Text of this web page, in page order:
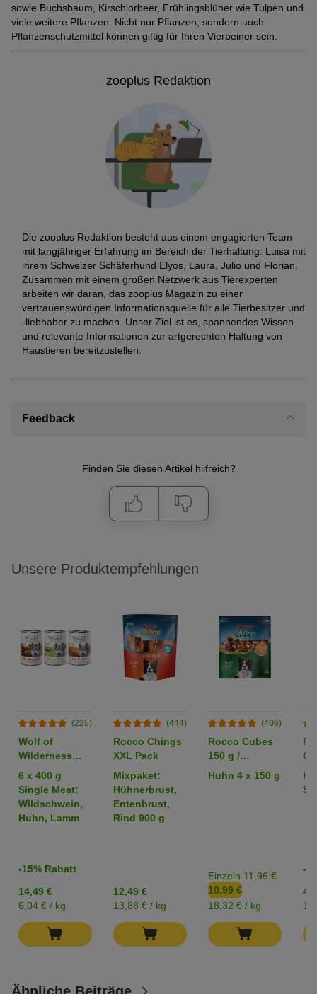
sowie Buchsbaum, Kirschlorbeer, Frühlingsblüher wie Tulpen und
viele weitere Pflanzen. Nicht nur Pflanzen, sondern auch
Pflanzenschutzmittel können giftig für Ihren Vierbeiner sein.
zooplus Redaktion
Die zooplus Redaktion besteht aus einem engagierten Team
mit langjähriger Erfahrung im Bereich der Tierhaltung: Luisa mit
ihrem Schweizer Schäferhund Elyos, Laura, Julio und Florian.
Zusammen mit einem großen Netzwerk aus Tierexperten
arbeiten wir daran, das zooplus Magazin zu einer
vertrauenswürdigen Informationsquelle für alle Tierbesitzer und
-liebhaber zu machen. Unser Ziel ist es, spannendes Wissen
und relevante Informationen zur artgerechten Haltung von
Haustieren bereitzustellen.
Feedback
Finden Sie diesen Artikel hilfreich?
Unsere Produktempfehlungen
(225)
Wolf of
Wilderness
Adult -
Mixpaket
6 x 400 g
Single Meat:
Wildschwein,
Huhn, Lamm
-15% Rabatt
14,49 €
6,04 € / kg
(444)
Rocco Chings
XXL Pack
Mixpaket:
Hühnerbrust,
Entenbrust,
Rind 900 g
12,49 €
13,88 € / kg
(406)
Rocco Cubes
150 g /
Sparpaket %
Huhn 4 x 150 g
Einzeln 11,96 €
10,99 €
18,32 € / kg
-